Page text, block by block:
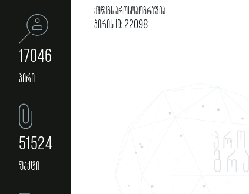
17046
პირი
51524
ფაქტი
ქშწკგს პროსოპოგრაფია
პირის ID: 22098